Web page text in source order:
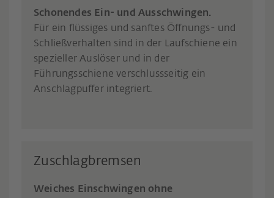
Schonendes Ein- und Ausschwingen.
Für ein flüssiges und sanftes Öffnungs- und
Schließverhalten sind in der Laufschiene ein
spezieller Auslöser und in der
Führungsschiene verschlussseitig ein
Anschlagpuffer integriert.
Zuschlagbremsen
Weiches Einschwingen ohne